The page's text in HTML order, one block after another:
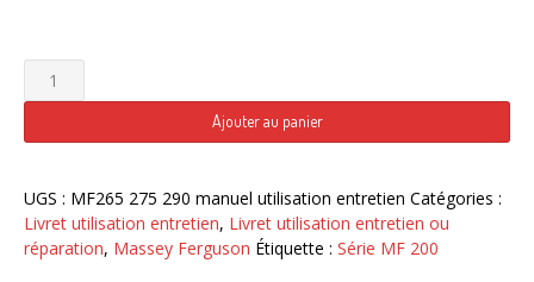
quantité
de
MF
275
290
Manuel
Ajouter au panier
UGS : MF265 275 290 manuel utilisation entretien Catégories :
Livret utilisation entretien, Livret utilisation entretien ou
réparation, Massey Ferguson Étiquette : Série MF 200